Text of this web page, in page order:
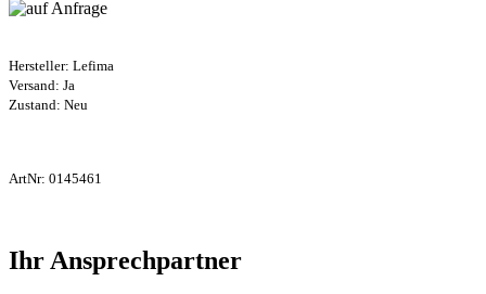
Hersteller: Lefima
Versand: Ja
Zustand: Neu
ArtNr: 0145461
Ihr Ansprechpartner